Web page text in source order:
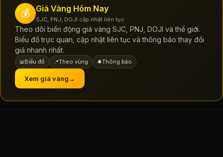
💰 Giá Vàng Hôm Nay
SJC, PNJ, DOJI cập nhật liên tục
Theo dõi biến động giá vàng SJC, PNJ, DOJI và thế giới.
Biểu đồ trực quan, cập nhật liên tục và thông báo thay đổi
giá nhanh nhất.
📊 Biểu đồ 📍Theo vùng 🔔Thông báo
Xem giá vàng→